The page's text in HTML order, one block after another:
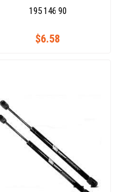
5K6955707B
195 146 90
$6.58